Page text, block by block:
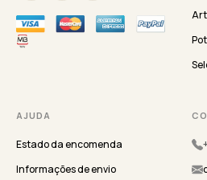
AJUDA
Estado da encomenda
Informações de envio